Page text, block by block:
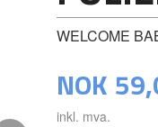
WELCOME
NOK
inkl. mva.